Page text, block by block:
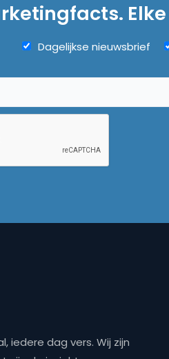
Dagelijkse nieuwsbrief
iedere dag vers. Wij zijn